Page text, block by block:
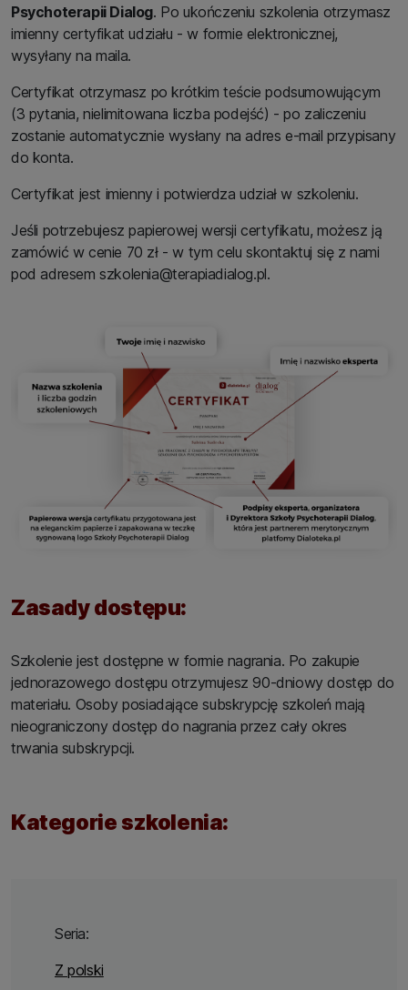
Psychoterapii Dialog. Po ukończeniu szkolenia otrzymasz
imienny certyfikat udziału - w formie elektronicznej,
wysyłany na maila.
Certyfikat otrzymasz po krótkim teście podsumowującym
(3 pytania, nielimitowana liczba podejść) - po zaliczeniu
zostanie automatycznie wysłany na adres e-mail przypisany
do konta.
Certyfikat jest imienny i potwierdza udział w szkoleniu.
Jeśli potrzebujesz papierowej wersji certyfikatu, możesz ją
zamówić w cenie 70 zł - w tym celu skontaktuj się z nami
pod adresem szkolenia@terapiadialog.pl.
Zasady dostępu:
Szkolenie jest dostępne w formie nagrania. Po zakupie
jednorazowego dostępu otrzymujesz 90-dniowy dostęp do
materiału. Osoby posiadające subskrypcję szkoleń mają
nieograniczony dostęp do nagrania przez cały okres
trwania subskrypcji.
Kategorie szkolenia:
Seria:
Z polski